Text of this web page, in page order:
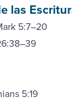
las
5:7–20
5:19